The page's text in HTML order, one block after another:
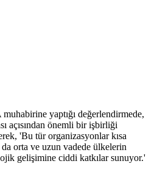
yaptığı değerlendirmede,
açısından önemli bir işbirliği
'Bu tür organizasyonlar kısa
da orta ve uzun vadede ülkelerin
gelişimine ciddi katkılar sunuyor.'